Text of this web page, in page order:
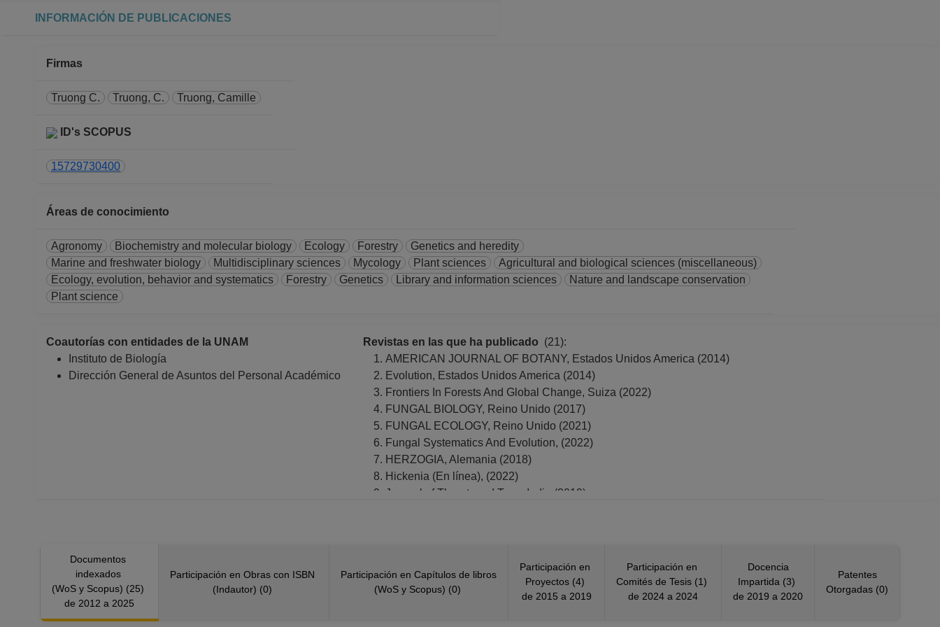
INFORMACIÓN DE PUBLICACIONES
Firmas
Truong C. Truong, C. Truong, Camille
ID's SCOPUS
15729730400
Áreas de conocimiento
Agronomy Biochemistry and molecular biology Ecology Forestry
Genetics and heredity
Marine and freshwater biology
Multidisciplinary sciences Mycology Plant sciences
Agricultural and biological sciences (miscellaneous)
Ecology, evolution, behavior and systematics
Forestry Genetics Library and information sciences
Nature and landscape conservation
Plant science
Coautorías con entidades de la UNAM
Instituto de Biología
Dirección General de Asuntos del Personal Académico
Revistas en las que ha publicado (21):
AMERICAN JOURNAL OF BOTANY, Estados Unidos America (2014)
Evolution, Estados Unidos America (2014)
Frontiers In Forests And Global Change, Suiza (2022)
FUNGAL BIOLOGY, Reino Unido (2017)
FUNGAL ECOLOGY, Reino Unido (2021)
Fungal Systematics And Evolution, (2022)
HERZOGIA, Alemania (2018)
Hickenia (En línea), (2022)
Journal of Threatened Taxa, India (2019)
Mycologia, Estados Unidos America (2021)
NEW PHYTOLOGIST, Estados Unidos America (2019, 2020)
Documentos
indexados
(WoS y Scopus) (25)
de 2012 a 2025
Participación en Obras con ISBN
(Indautor) (0)
Participación en Capítulos de libros
(WoS y Scopus) (0)
Participación en
Proyectos (4)
de 2015 a 2019
Participación en
Comités de Tesis (1)
de 2024 a 2024
Docencia
Impartida (3)
de 2019 a 2020
Patentes
Otorgadas (0)